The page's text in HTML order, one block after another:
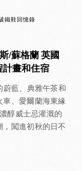
鐵鞋回憶錄
/蘇格蘭 英國
計畫和住宿
蔚藍、典雅午茶和
、愛爾蘭海東緣
醇威士忌灌溉的
闖進初秋的日不